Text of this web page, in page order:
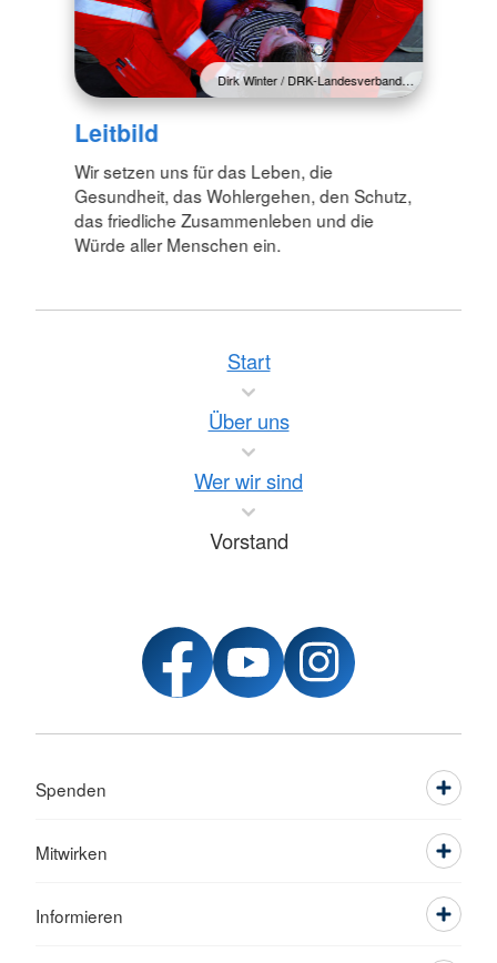
Dirk Winter / DRK-Landesverband…
Leitbild
Wir setzen uns für das Leben, die
Gesundheit, das Wohlergehen, den Schutz,
das friedliche Zusammenleben und die
Würde aller Menschen ein.
Start
Über uns
Wer wir sind
Vorstand
Spenden
Mitwirken
Informieren